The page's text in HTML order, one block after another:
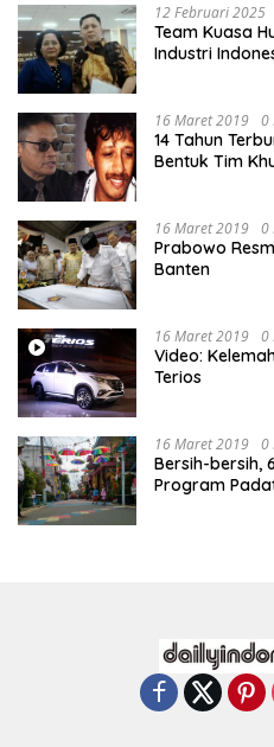
12 Februari 2025
Team Kuasa
Industri
16 Maret 2019 0
14 Tahun
Bentuk Tim
16 Maret 2019 0
Prabowo
Banten
16 Maret 2019 0
Video:
Terios
16 Maret 2019 0
Bersih-bersih,
Program